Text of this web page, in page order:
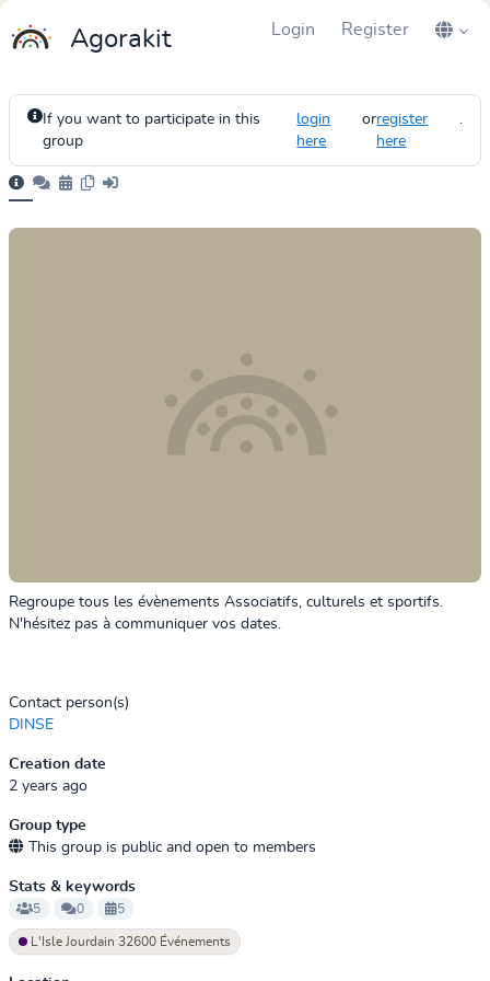
Agorakit Login Register
If you want to participate in this
group
login
here
orregister
here
.
Regroupe tous les évènements Associatifs, culturels et sportifs.
N'hésitez pas à communiquer vos dates.
Contact person(s)
DINSE
Creation date
2 years ago
Group type
This group is public and open to members
Stats & keywords
5 0 5
L'Isle Jourdain 32600 Événements